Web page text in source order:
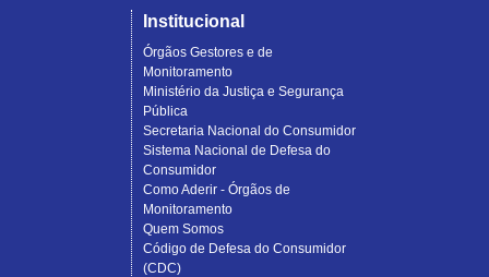
Institucional
Órgãos Gestores e de
Monitoramento
Ministério da Justiça e Segurança
Pública
Secretaria Nacional do Consumidor
Sistema Nacional de Defesa do
Consumidor
Como Aderir - Órgãos de
Monitoramento
Quem Somos
Código de Defesa do Consumidor
(CDC)